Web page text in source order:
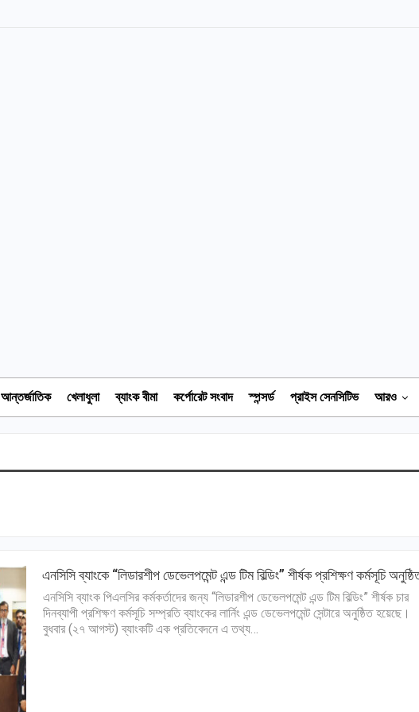
আন্তর্জাতিক খেলাধুলা ব্যাংক বীমা কর্পোরেট সংবাদ স্পন্সর্ড প্রাইস সেনসিটিভ আরও
এনসিসি ব্যাংকে “লিডারশীপ ডেভেলপমেন্ট এন্ড টিম বিল্ডিং” শীর্ষক প্রশিক্ষণ কর্মসূচি
এনসিসি ব্যাংক পিএলসির কর্মকর্তাদের জন্য “লিডারশীপ ডেভেলপমেন্ট এন্ড টিম বিল্ডিং” শীর্ষক চার
দিনব্যাপী প্রশিক্ষণ কর্মসূচি সম্প্রতি ব্যাংকের লার্নিং এন্ড ডেভেলপমেন্ট সেন্টারে অনুষ্ঠিত হয়েছে।
বুধবার (২৭ আগস্ট) ব্যাংকটি এক প্রতিবেদনে এ তথ্য…